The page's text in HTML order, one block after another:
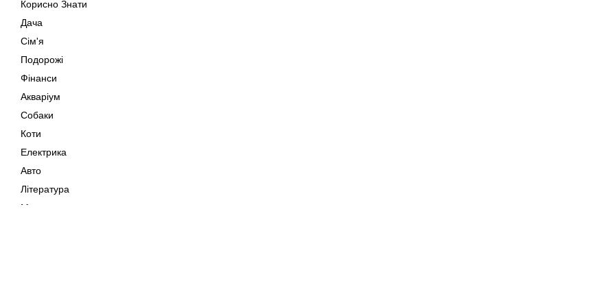
Корисно Знати
Дача
Сім'я
Подорожі
Фінанси
Акваріум
Собаки
Коти
Електрика
Авто
Література
Музика